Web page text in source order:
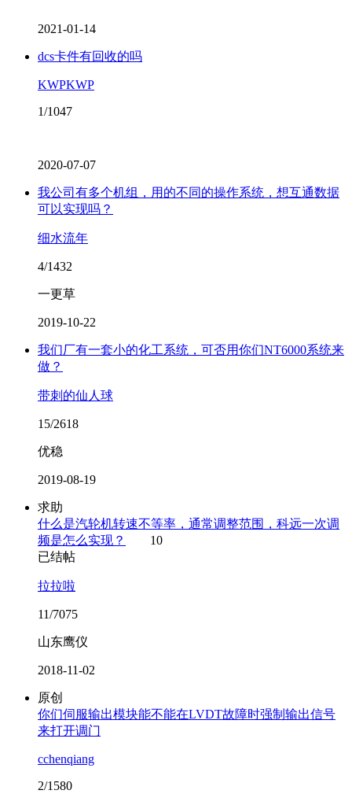
2021-01-14
dcs卡件有回收的吗
KWPKWP
1/1047
2020-07-07
我公司有多个机组，用的不同的操作系统，想互通数据
可以实现吗？
细水流年
4/1432
一更草
2019-10-22
我们厂有一套小的化工系统，可否用你们NT6000系统来
做？
带刺的仙人球
15/2618
优稳
2019-08-19
求助
什么是汽轮机转速不等率，通常调整范围，科远一次调
频是怎么实现？
10
已结帖
拉拉啦
11/7075
山东鹰仪
2018-11-02
原创
你们伺服输出模块能不能在LVDT故障时强制输出信号
来打开调门
cchenqiang
2/1580